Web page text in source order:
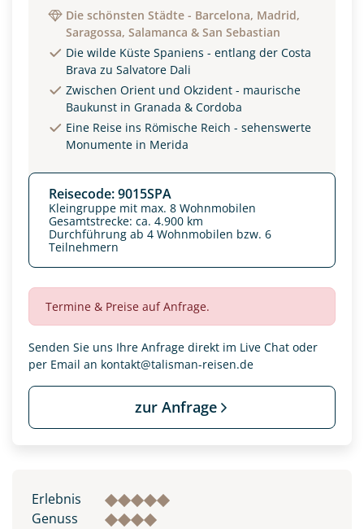
Die schönsten Städte - Barcelona, Madrid,
Saragossa, Salamanca & San Sebastian
Die wilde Küste Spaniens - entlang der Costa
Brava zu Salvatore Dali
Zwischen Orient und Okzident - maurische
Baukunst in Granada & Cordoba
Eine Reise ins Römische Reich - sehenswerte
Monumente in Merida
Reisecode: 9015SPA
Kleingruppe mit max. 8 Wohnmobilen
Gesamtstrecke: ca. 4.900 km
Durchführung ab 4 Wohnmobilen bzw. 6
Teilnehmern
Termine & Preise auf Anfrage.
Senden Sie uns Ihre Anfrage direkt im Live Chat oder
per Email an kontakt@talisman-reisen.de
zur Anfrage
Erlebnis
Genuss